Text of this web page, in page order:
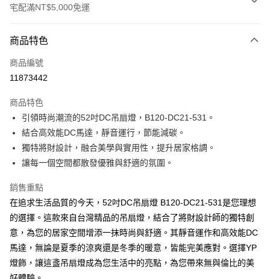
宅配滿NT$5,000免運
信用卡一次付款
LINE Pay
街口支付
悠遊付
Google Pay
全盈+PAY
AFTEE先享後付
相關說明
【關於「AFTEE先享後付」】
AFTEE先享後付是「在收到商品之後才付款」的支付方式。 讓您購物簡單
便利好安心！
１．簡單：不需註冊會員、不需綁卡、不需儲值。
２．便利：只要手機號碼，簡訊認證，即可結帳。
商品特色
商品編號
11873442
商品特色
引領時尚潮流的52吋DC吊扇燈，B120-DC21-531。
結合高效能DC馬達，靜音運行，節能減碳。
獨特將財設計，融合美學與實用性，提升居家格調。
讓每一個空間都散發優雅與舒適的氛圍。
銷售重點
在追求生活品質的今天，52吋DC吊扇燈 B120-DC21-531是您理想
的選擇。這款來自台灣精品的吊扇燈，結合了將財設計師的獨特創
意，為您的居家空間增添一抹時尚與舒適。其靜音運作和高效能DC
馬達，無論是夏季的涼爽還是冬季的暖意，皆能完美應對。選擇YP
燈飾，讓這盞吊扇燈成為您生活中的亮點，為您帶來無與倫比的美